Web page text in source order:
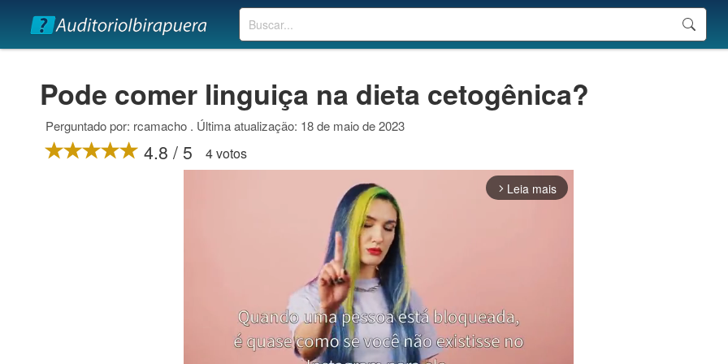
Buscar
Pode comer linguiça na dieta cetogênica?
Perguntado por: rcamacho . Última atualização: 18 de maio de 2023
4.8 / 5 4 votos
arrow_forward_ios Leia mais